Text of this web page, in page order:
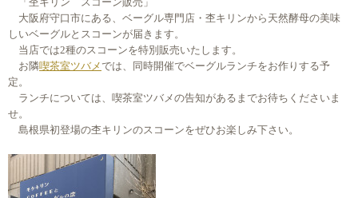
「杢キリン スコーン販売」
大阪府守口市にある、ベーグル専門店・杢キリンから天然酵母の美味
しいベーグルとスコーンが届きます。
当店では2種のスコーンを特別販売いたします。
お隣喫茶室ツバメ では、同時開催でベーグルランチをお作りする予
定。
ランチについては、喫茶室ツバメの告知があるまでお待ちくださいま
せ。
島根県初登場の杢キリンのスコーンをぜひお楽しみ下さい。